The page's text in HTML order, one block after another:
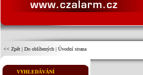
<< Zpět | Do oblíbených | Úvodní strana
VYHLEDÁVÁNÍ